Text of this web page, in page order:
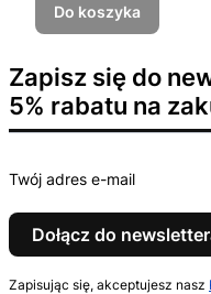
Do koszyka
Zapisz się do
5% rabatu na
Twój adres e-mail
Dołącz do
Zapisując się, akceptujesz nasz